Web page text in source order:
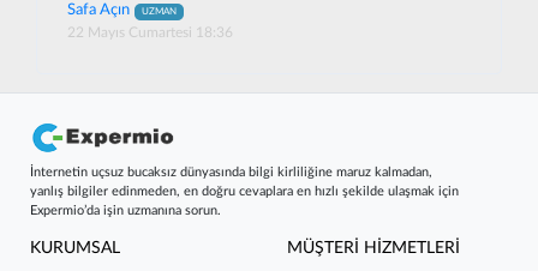
Safa Açın UZMAN
22 Mayıs Cumartesi 18:36
İnternetin uçsuz bucaksız dünyasında bilgi kirliliğine maruz kalmadan,
yanlış bilgiler edinmeden, en doğru cevaplara en hızlı şekilde ulaşmak için
Expermio’da işin uzmanına sorun.
KURUMSAL MÜŞTERİ HİZMETLERİ